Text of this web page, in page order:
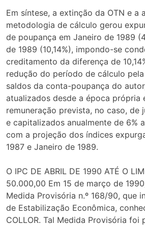
Em síntese, a extinção da OTN e a
metodologia de cálculo gerou
de poupança em Janeiro de 1989
de 1989 (10,14%), impondo-se
creditamento da diferença de
redução do período de cálculo pela
saldos da conta-poupança do
atualizados desde a época própria
remuneração prevista, no caso, de
e capitalizados anualmente de 6%
com a projeção dos índices
1987 e Janeiro de 1989.
O IPC DE ABRIL DE 1990 ATÉ O
50.000,00 Em 15 de março de
Medida Provisória n.º 168/90, que
de Estabilização Econômica,
COLLOR. Tal Medida Provisória foi